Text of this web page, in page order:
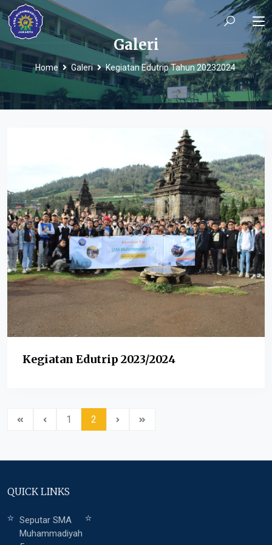
Galeri
Home Galeri Kegiatan Edutrip Tahun 20232024
Kegiatan Edutrip 2023/2024
1 2
QUICK LINKS
Seputar SMA
Muhammadiyah